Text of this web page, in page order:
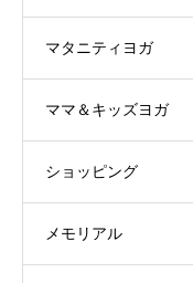
マタニティヨガ
ママ＆キッズヨガ
ショッピング
メモリアル